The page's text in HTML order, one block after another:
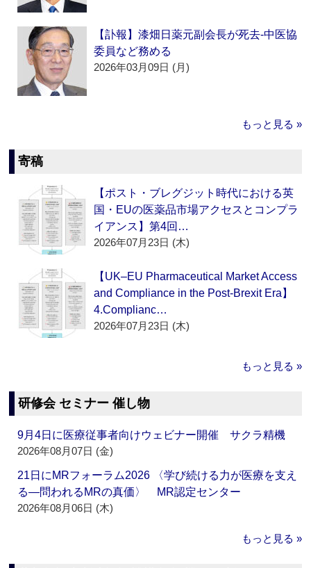
【訃報】漆畑日薬元副会長が死去‐中医協
委員など務める
2026年03月09日 (月)
もっと見る »
寄稿
【ポスト・ブレグジット時代における英
国・EUの医薬品市場アクセスとコンプラ
イアンス】第4回…
2026年07月23日 (木)
【UK–EU Pharmaceutical Market Access
and Compliance in the Post-Brexit Era】
4.Complianc…
2026年07月23日 (木)
もっと見る »
研修会 セミナー 催し物
9月4日に医療従事者向けウェビナー開催 サクラ精機
2026年08月07日 (金)
21日にMRフォーラム2026 〈学び続ける力が医療を支え
る―問われるMRの真価〉 MR認定センター
2026年08月06日 (木)
もっと見る »